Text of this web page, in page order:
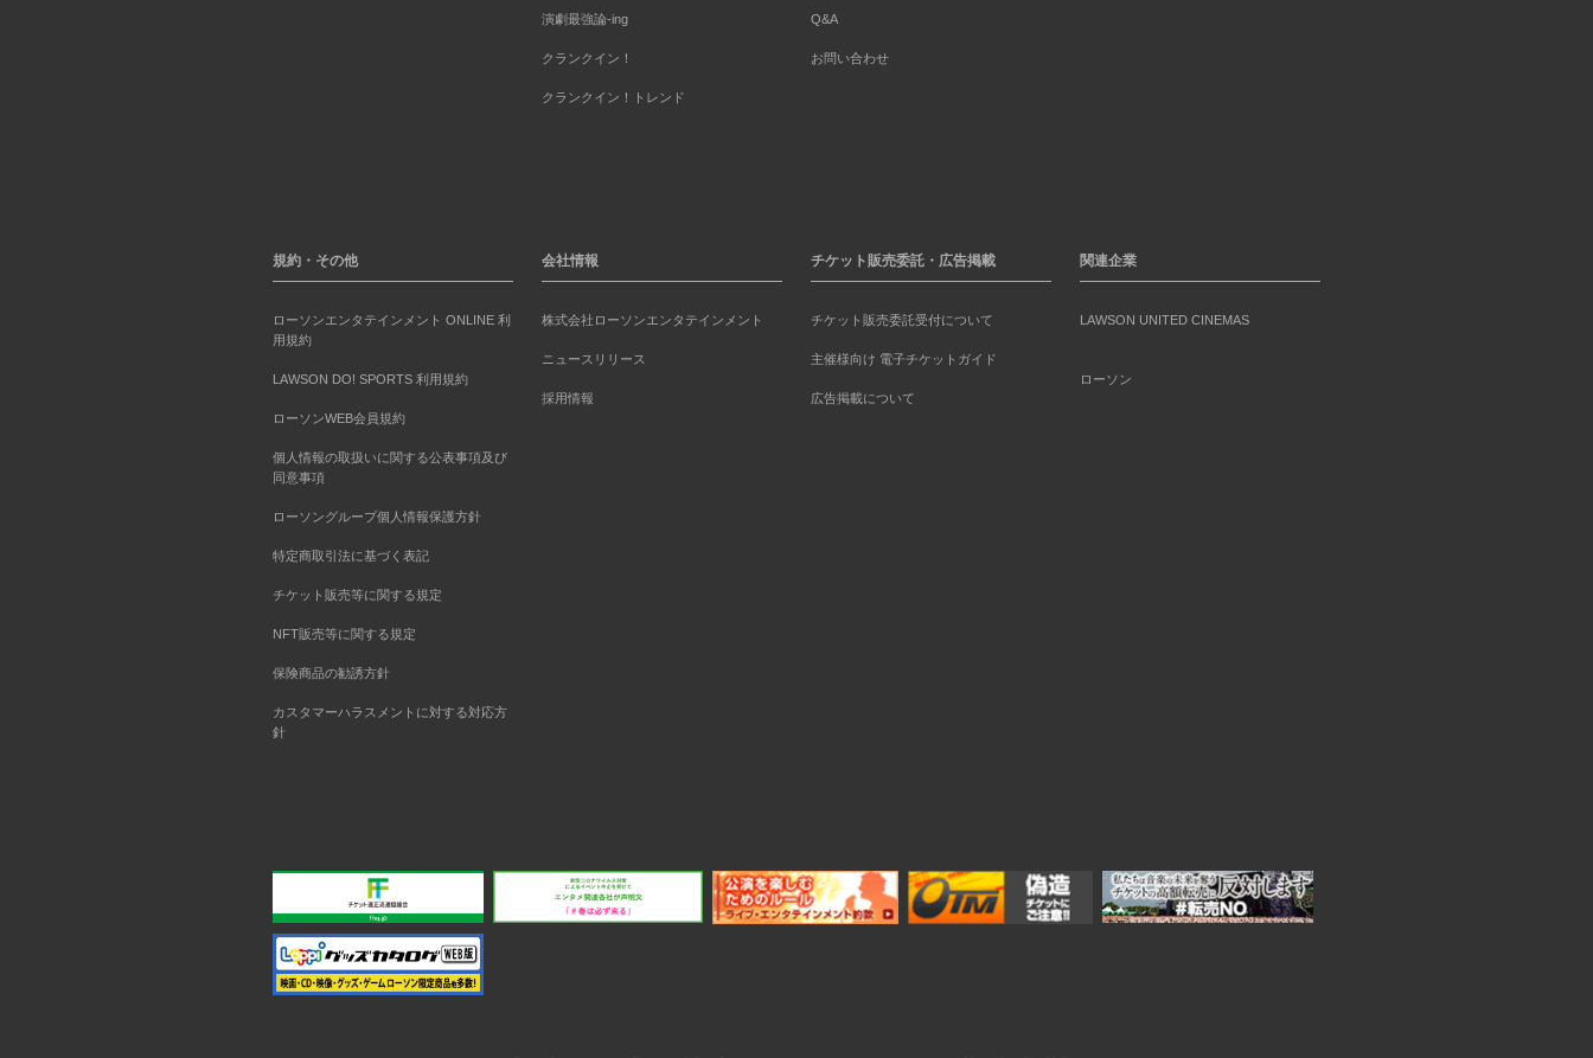
演劇最強論-ing
クランクイン！
クランクイン！トレンド
Q&A
お問い合わせ
規約・その他
ローソンエンタテインメント ONLINE 利
用規約
LAWSON DO! SPORTS 利用規約
ローソンWEB会員規約
個人情報の取扱いに関する公表事項及び
同意事項
ローソングループ個人情報保護方針
特定商取引法に基づく表記
チケット販売等に関する規定
NFT販売等に関する規定
保険商品の勧誘方針
カスタマーハラスメントに対する対応方
針
会社情報
株式会社ローソンエンタテインメント
ニュースリリース
採用情報
チケット販売委託・広告掲載
チケット販売委託受付について
主催様向け 電子チケットガイド
広告掲載について
関連企業
LAWSON UNITED CINEMAS
ローソン